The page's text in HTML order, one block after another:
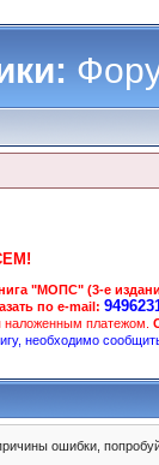
"МОПС" (3-е
по e-mail:
наложенным платежом.
необходимо
ошибки,